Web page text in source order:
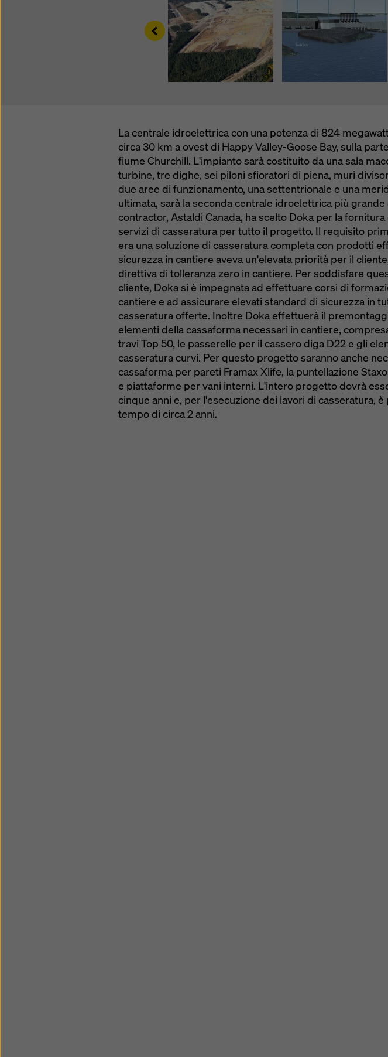
Left
La centrale idroelettrica con una potenza di 824
circa 30 km a ovest di Happy Valley-Goose Bay, sulla
fiume Churchill. L'impianto sarà costituito da una sala
turbine, tre dighe, sei piloni sfioratori di piena, muri
due aree di funzionamento, una settentrionale e una
ultimata, sarà la seconda centrale idroelettrica più grande
contractor, Astaldi Canada, ha scelto Doka per la
servizi di casseratura per tutto il progetto. Il requisito
era una soluzione di casseratura completa con prodotti
sicurezza in cantiere aveva un'elevata priorità per il
direttiva di tolleranza zero in cantiere. Per soddisfare
cliente, Doka si è impegnata ad effettuare corsi di
cantiere e ad assicurare elevati standard di sicurezza in
casseratura offerte. Inoltre Doka effettuerà il
elementi della cassaforma necessari in cantiere,
travi Top 50, le passerelle per il cassero diga D22 e gli
casseratura curvi. Per questo progetto saranno anche
cassaforma per pareti Framax Xlife, la puntellazione
e piattaforme per vani interni. L'intero progetto dovrà
cinque anni e, per l'esecuzione dei lavori di casseratura,
tempo di circa 2 anni.
sulla privacy
. Vi offriamo inoltre la
(impostazioni avanzate dei cookie).